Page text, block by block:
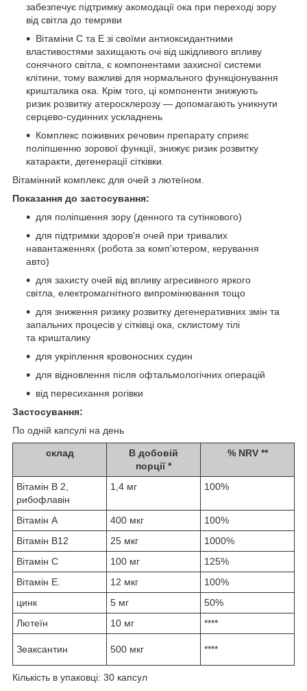
забезпечує підтримку акомодації ока при переході зору
від світла до темряви
Вітаміни С та Е зі своїми антиоксидантними
властивостями захищають очі від шкідливого впливу
сонячного світла, є компонентами захисної системи
клітини, тому важливі для нормального функціонування
кришталика ока. Крім того, ці компоненти знижують
ризик розвитку атеросклерозу — допомагають уникнути
серцево-судинних ускладнень
Комплекс поживних речовин препарату сприяє
поліпшенню зорової функції, знижує ризик розвитку
катаракти, дегенерації сітківки.
Вітамінний комплекс для очей з лютеїном.
Показання до застосування:
для поліпшення зору (денного та сутінкового)
для підтримки здоров'я очей при тривалих
навантаженнях (робота за комп'ютером, керування
авто)
для захисту очей від впливу агресивного яркого
світла, електромагнітного випромінювання тощо
для зниження ризику розвитку дегенеративних змін та
запальних процесів у сітківці ока, склистому тілі
та кришталику
для укріплення кровоносних судин
для відновлення після офтальмологічних операцій
від пересихання рогівки
Застосування:
По одній капсулі на день
склад
В добовій
порції *
% NRV **
Вітамін B 2,
рибофлавін
1,4 мг 100%
Вітамін А 400 мкг
100%
Вітамін B12
25 мкг
1000%
Вітамін С
100 мг
125%
Вітамін Е.
12 мкг
100%
цинк
5 мг
50%
Лютеїн
10 мг ****
Зеаксантин 500 мкг ****
Кількість в упаковці: 30 капсул